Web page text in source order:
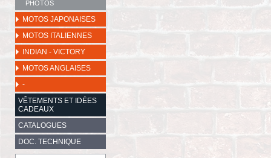
PHOTOS
MOTOS JAPONAISES
MOTOS ITALIENNES
INDIAN - VICTORY
MOTOS ANGLAISES
-
VÊTEMENTS ET IDÉES
CADEAUX
CATALOGUES
DOC. TECHNIQUE